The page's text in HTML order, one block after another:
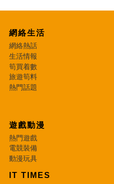
網絡生活
網絡熱話
生活情報
筍買着數
旅遊筍料
熱門話題
遊戲動漫
熱門遊戲
電競裝備
動漫玩具
IT TIMES